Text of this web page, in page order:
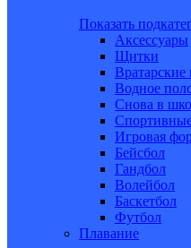
Показать
Аксессуары
Щитки
Вратарские
Водное
Снова в
Игровая
Бейсбол
Гандбол
Волейбол
Баскетбол
Футбол
Плавание